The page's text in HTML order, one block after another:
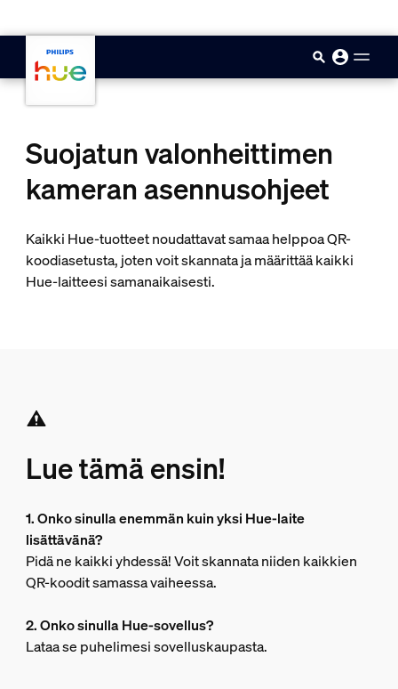
Suojatun valonheittimen
kameran asennusohjeet
Kaikki Hue-tuotteet noudattavat samaa helppoa QR-
koodiasetusta, joten voit skannata ja määrittää kaikki
Hue-laitteesi samanaikaisesti.
Lue tämä ensin!
1. Onko sinulla enemmän kuin yksi Hue-laite
lisättävänä?
Pidä ne kaikki yhdessä! Voit skannata niiden kaikkien
QR-koodit samassa vaiheessa.
2. Onko sinulla Hue-sovellus?
Lataa se puhelimesi sovelluskaupasta.